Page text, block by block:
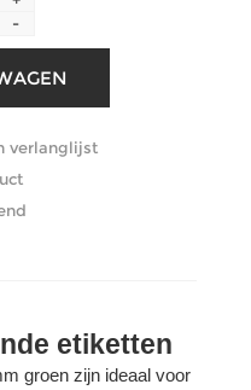
-
etiketten
groen zijn ideaal voor